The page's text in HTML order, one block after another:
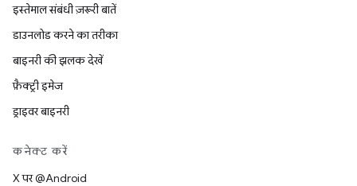
इस्तेमाल संबंधी ज़रूरी बातें
डाउनलोड करने का तरीका
बाइनरी की झलक देखें
फ़ैक्ट्री इमेज
ड्राइवर बाइनरी
कनेक्ट करें
X पर @Android